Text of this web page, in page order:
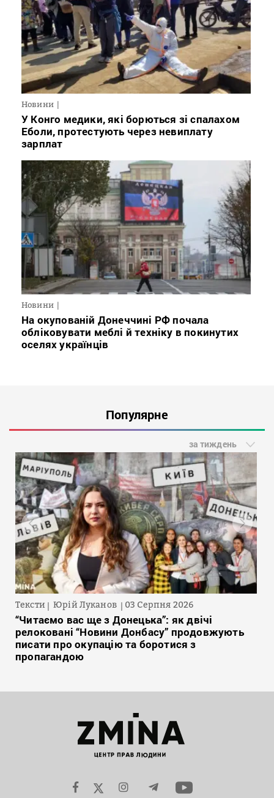
Новини
У Конго медики, які борються зі спалахом
Еболи, протестують через невиплату
зарплат
Новини
На окупованій Донеччині РФ почала
обліковувати меблі й техніку в покинутих
оселях українців
Популярне
за тиждень
Тексти Юрій Луканов 03 Серпня 2026
“Читаємо вас ще з Донецька”: як двічі
релоковані “Новини Донбасу” продовжують
писати про окупацію та боротися з
пропагандою